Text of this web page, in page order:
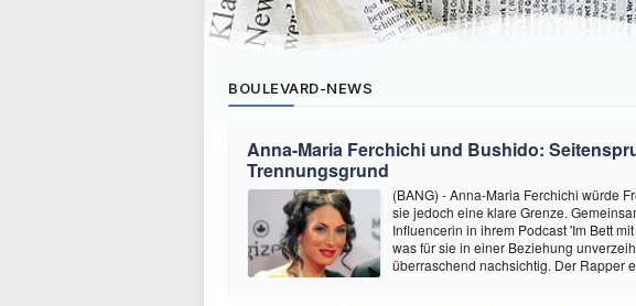
BOULEVARD-NEWS
Anna-Maria Ferchichi und Bushido:
Trennungsgrund
(BANG) - Anna-Maria Ferchichi würde
sie jedoch eine klare Grenze.
Influencerin in ihrem Podcast 'Im Bett
was für sie in einer Beziehung
überraschend nachsichtig. Der Rapper